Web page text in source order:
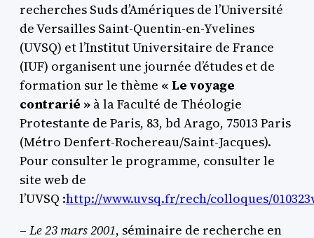
recherches Suds d’Amériques de l’Université
de Versailles Saint-Quentin-en-Yvelines
(UVSQ) et l’Institut Universitaire de France
(IUF) organisent une journée d’études et de
formation sur le thème « Le voyage
contrarié » à la Faculté de Théologie
Protestante de Paris, 83, bd Arago, 75013 Paris
(Métro Denfert-Rochereau/Saint-Jacques).
Pour consulter le programme, consulter le
site web de
l’UVSQ :http://www.uvsq.fr/rech/colloques/
– Le 23 mars 2001, séminaire de recherche en